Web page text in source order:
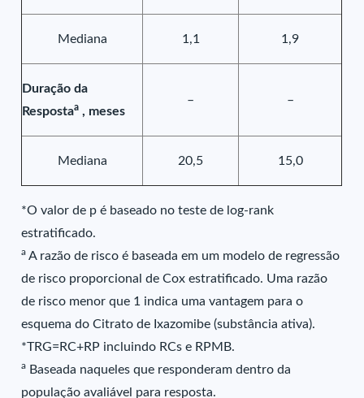
Mediana 1,1 1,9
Duração da
Respostaa , meses
– –
Mediana 20,5 15,0
*O valor de p é baseado no teste de log-rank
estratificado.
a A razão de risco é baseada em um modelo de regressão
de risco proporcional de Cox estratificado. Uma razão
de risco menor que 1 indica uma vantagem para o
esquema do Citrato de Ixazomibe (substância ativa).
*TRG=RC+RP incluindo RCs e RPMB.
a Baseada naqueles que responderam dentro da
população avaliável para resposta.